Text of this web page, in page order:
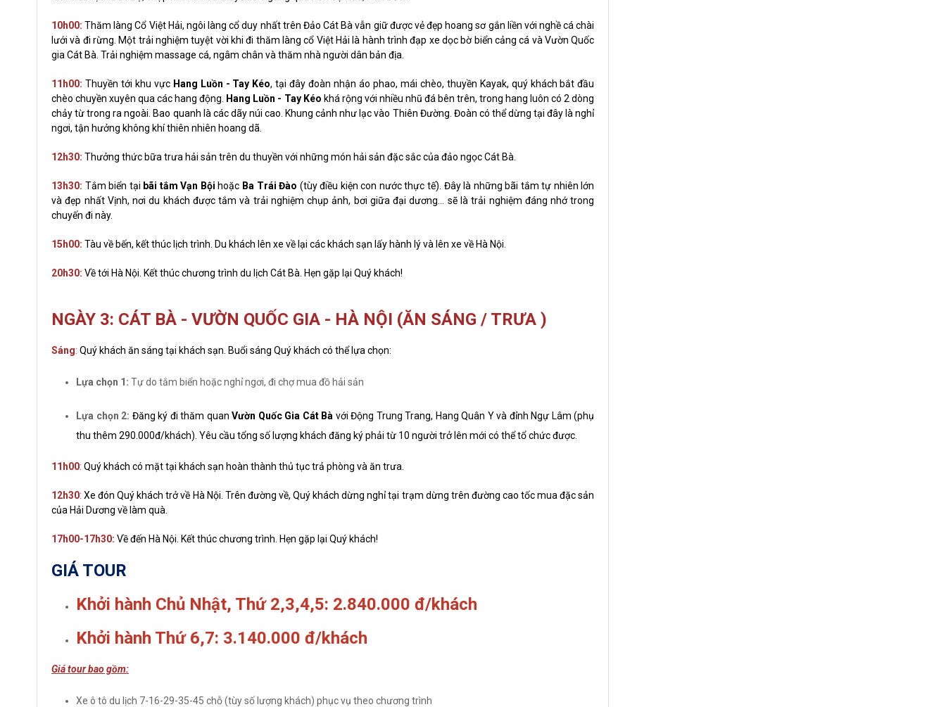
10h00: Thăm làng Cổ Việt Hải, ngôi làng cổ duy nhất trên Đảo Cát Bà vẫn giữ được vẻ đẹp hoang sơ gắn liền với nghề cá chài
lưới và đi rừng. Một trải nghiệm tuyệt vời khi đi thăm làng cổ Việt Hải là hành trình đạp xe dọc bờ biển cảng cá và Vườn Quốc
gia Cát Bà. Trải nghiệm massage cá, ngâm chân và thăm nhà người dân bản địa.
11h00: Thuyền tới khu vực Hang Luồn - Tay Kéo, tại đây đoàn nhận áo phao, mái chèo, thuyền Kayak, quý khách bắt đầu
chèo chuyền xuyên qua các hang động.
Hang Luồn - Tay Kéo khá rộng với nhiều nhũ đá bên trên, trong hang luôn có 2 dòng
chảy từ trong ra ngoài. Bao quanh là các dãy núi cao. Khung cảnh như lạc vào Thiên Đường. Đoàn có thể dừng tại đây là nghỉ
ngơi, tận hưởng không khí thiên nhiên hoang dã.
12h30: Thưởng thức bữa trưa hải sản trên du thuyền với những món hải sản đặc sắc của đảo ngọc Cát Bà.
13h30: Tắm biển tại bãi tắm Vạn Bội hoặc Ba Trái Đào (tùy điều kiện con nước thực tế). Đây là những bãi tắm tự nhiên lớn
và đẹp nhất Vịnh, nơi du khách được tắm và trải nghiệm chụp ảnh, bơi giữa đại dương... sẽ là trải nghiệm đáng nhớ trong
chuyến đi này.
15h00: Tàu về bến, kết thúc lịch trình. Du khách lên xe về lại các khách sạn lấy hành lý và lên xe về Hà Nội.
20h30: Về tới Hà Nội. Kết thúc chương trình du lịch Cát Bà. Hẹn gặp lại Quý khách!
NGÀY 3: CÁT BÀ - VƯỜN QUỐC GIA - HÀ NỘI (ĂN SÁNG / TRƯA )
Sáng: Quý khách ăn sáng tại khách sạn. Buổi sáng Quý khách có thể lựa chọn:
Lựa chọn 1: Tự do tắm biển hoặc nghỉ ngơi, đi chợ mua đồ hải sản
Lựa chọn 2: Đăng ký đi thăm quanVườn Quốc Gia Cát Bà với Động Trung Trang, Hang Quân Y và đỉnh Ngự Lâm (phụ
thu thêm 290.000đ/khách). Yêu cầu tổng số lượng khách đăng ký phải từ 10 người trở lên mới có thể tổ chức được.
11h00: Quý khách có mặt tại khách sạn hoàn thành thủ tục trả phòng và ăn trưa.
12h30: Xe đón Quý khách trở về Hà Nội. Trên đường về, Quý khách dừng nghỉ tại trạm dừng trên đường cao tốc mua đặc sản
của Hải Dương về làm quà.
17h00-17h30: Về đến Hà Nội. Kết thúc chương trình. Hẹn gặp lại Quý khách!
GIÁ TOUR
Khởi hành Chủ Nhật, Thứ 2,3,4,5: 2.840.000 đ/khách
Khởi hành Thứ 6,7: 3.140.000 đ/khách
Giá tour bao gồm:
Xe ô tô du lịch 7-16-29-35-45 chỗ (tùy số lượng khách) phục vụ theo chương trình